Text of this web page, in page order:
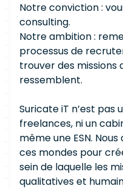
Notre conviction :
consulting.
Notre ambition :
processus de
trouver des missions
ressemblent.
Suricate iT n’est
freelances, ni un
même une ESN.
ces mondes pour
sein de laquelle les
qualitatives et